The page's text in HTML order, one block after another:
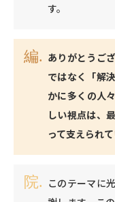
す。
ありがとうご
ではなく「解
かに多くの人
しい視点は、
って支えられて
このテーマに